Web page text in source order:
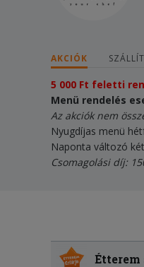
AKCIÓK
5 000 Ft feletti
Menü rendelés
Az akciók nem
Nyugdíjas menü
Naponta változó
Csomagolási díj: